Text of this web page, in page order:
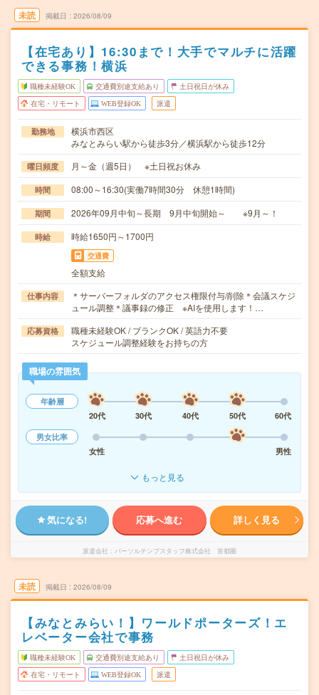
未読 掲載日 2026/08/09
【在宅あり】16:30まで！大手でマルチに活躍
できる事務！横浜
職種未経験OK 交通費別途支給あり 土日祝日が休み
在宅・リモート WEB登録OK 派遣
勤務地
横浜市西区
みなとみらい駅から徒歩3分／横浜駅から徒歩12分
曜日頻度 月～金（週5日） ※土日祝お休み
時間 08:00～16:30(実働7時間30分 休憩1時間)
期間 2026年09月中旬～長期 9月中旬開始～ ※9月～！
時給 時給1650円～1700円
交通費
全額支給
仕事内容
＊サーバーフォルダのアクセス権限付与/削除＊会議スケジ
ュール調整＊議事録の修正 ※AIを使用します！…
応募資格
職種未経験OK / ブランクOK / 英語力不要
スケジュール調整経験をお持ちの方
職場の雰囲気
年齢層
20代
30代 40代 50代
60代
男女比率
女性
男性
もっと見る
気になる! 応募へ進む 詳しく見る
派遣会社 パーソルテンプスタッフ株式会社 首都圏
未読 掲載日 2026/08/09
【みなとみらい！】ワールドポーターズ！エ
レベーター会社で事務
職種未経験OK 交通費別途支給あり 土日祝日が休み
在宅・リモート WEB登録OK 派遣